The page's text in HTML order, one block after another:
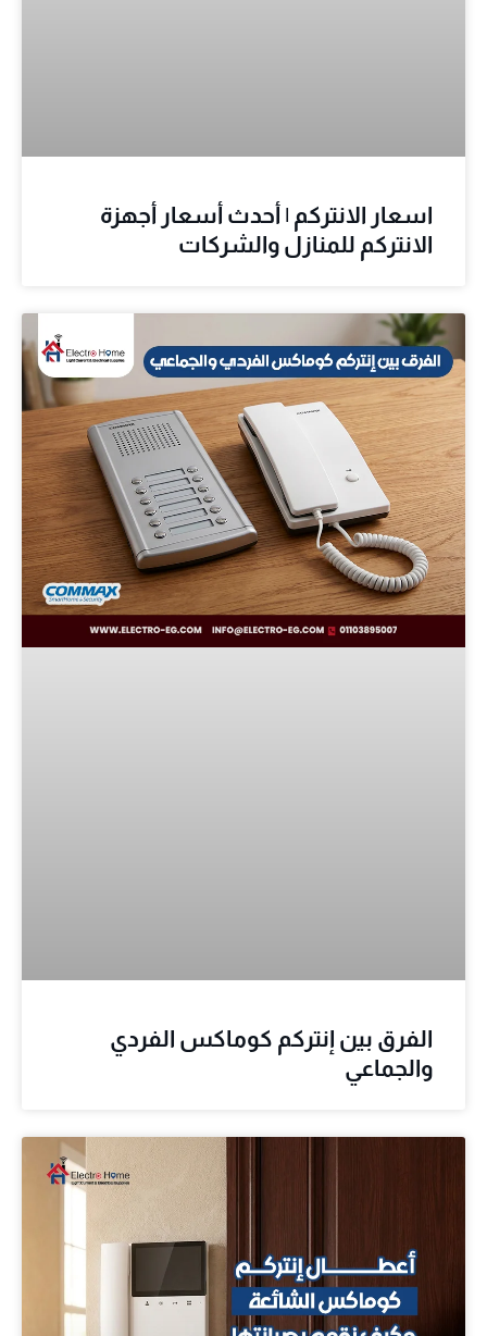
اسعار الانتركم | أحدث أسعار أجهزة
الانتركم للمنازل والشركات
الفرق بين إنتركم كوماكس الفردي
والجماعي